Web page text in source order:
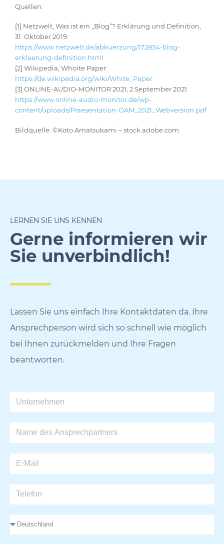
Quellen:
[1] Netzwelt, Was ist ein „Blog“? Erklärung und Definition,
31. Oktober 2019:
https://www.netzwelt.de/abkuerzung/172834-blog-
erklaerung-definition.html
[2] Wikipedia, Whoite Paper:
https://de.wikipedia.org/wiki/White_Paper
[3] ONLINE-AUDIO-MONITOR 2021, 2.September 2021:
https://www.online-audio-monitor.de/wp-
content/uploads/Praesentation-OAM_2021_Webversion.pdf
Bildquelle: ©Koto Amatsukami – stock.adobe.com
LERNEN SIE UNS KENNEN
Gerne informieren wir
Sie unverbindlich!
Lassen Sie uns einfach Ihre Kontaktdaten da. Ihre
Ansprechperson wird sich so schnell wie möglich
bei Ihnen zurückmelden und Ihre Fragen
beantworten.